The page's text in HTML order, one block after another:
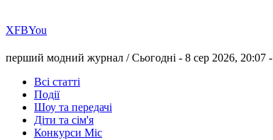
ХFBYou
перший модний журнал /Сьогодні - 8 сер 2026, 20:07 -
Всі статті
Події
Шоу та передачі
Діти та сім'я
Конкурси Міс